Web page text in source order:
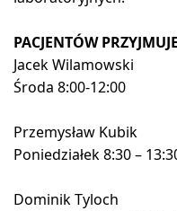
PACJENTÓW
Jacek Wilamowski
Środa 8:00-12:00
Przemysław Kubik
Poniedziałek 8:30 –
Dominik Tyloch